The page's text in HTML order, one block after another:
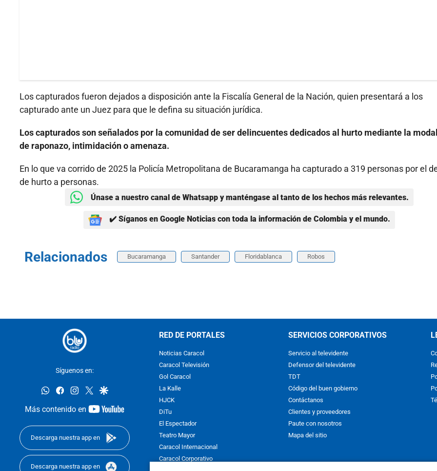
Los capturados fueron dejados a disposición ante la Fiscalía General de la Nación, quien presentará a los
capturado ante un Juez para que le defina su situación jurídica.
Los capturados son señalados por la comunidad de ser delincuentes dedicados al hurto mediante la
de raponazo, intimidación o amenaza.
En lo que va corrido de 2025 la Policía Metropolitana de Bucaramanga ha capturado a 319 personas por el
de hurto a personas.
Únase a nuestro canal de Whatsapp y manténgase al tanto de los hechos más relevantes.
✔️ Síganos en Google Noticias con toda la información de Colombia y el mundo.
Relacionados Bucaramanga Santander Floridablanca Robos
Síguenos en:
whatsappfacebookinstagram
twittergoogle
Más contenido en
youtube-
Descarga nuestra app en
Descarga nuestra app en
RED DE PORTALES
Noticias Caracol
Caracol Televisión
Gol Caracol
La Kalle
HJCK
DiTu
El Espectador
Teatro Mayor
Caracol Internacional
Caracol Corporativo
SERVICIOS CORPORATIVOS
Servicio al televidente
Defensor del televidente
TDT
Código del buen gobierno
Contáctanos
Clientes y proveedores
Paute con nosotros
Mapa del sitio